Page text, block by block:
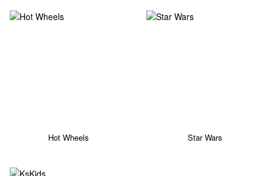
Hot Wheels Star Wars